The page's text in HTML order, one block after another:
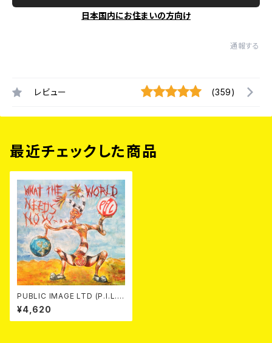
日本国内にお住まいの方向け
通報する
レビュー (359)
最近チェックした商品
PUBLIC IMAGE LTD (P.I.L.)
/ WHAT THE WORLD NEED
S NOW 2LP
¥4,620